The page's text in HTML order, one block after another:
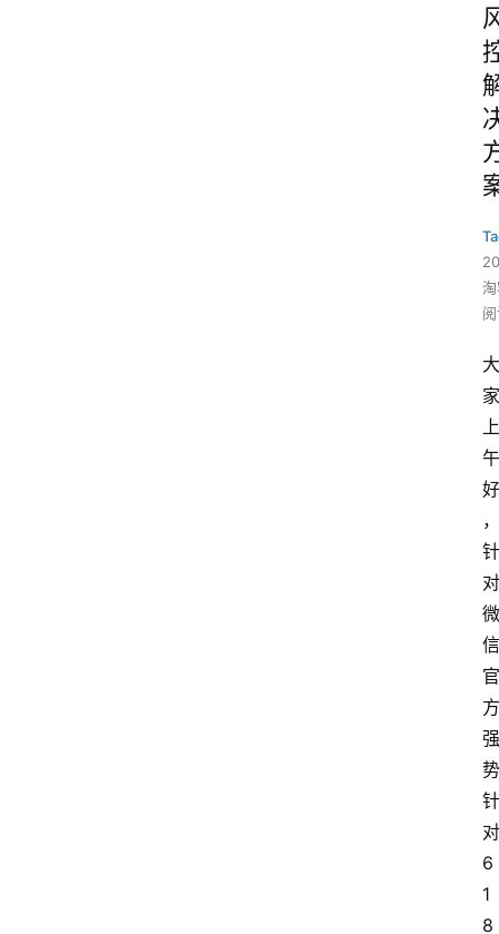
大
家
上
午
好
，
针
对
微
信
官
方
强
势
针
对
6
1
8